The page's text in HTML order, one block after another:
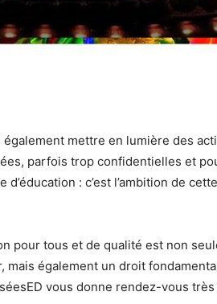
mettre en lumière des
parfois trop confidentielles et
: c’est l’ambition de
pour tous et de qualité est non
également un droit
vous donne rendez-vous